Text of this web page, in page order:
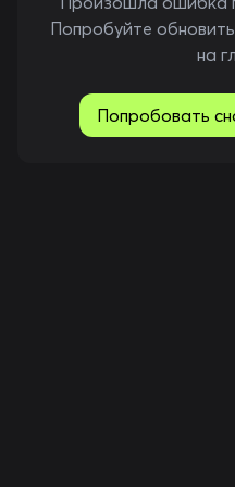
Попробуйте
на
Попробовать